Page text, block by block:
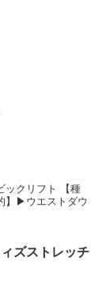
ズストレッチ